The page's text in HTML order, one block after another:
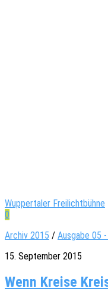
Wuppertaler Freilichtbühne
0
Archiv 2015 / Ausgabe 05
15. September 2015
Wenn Kreise